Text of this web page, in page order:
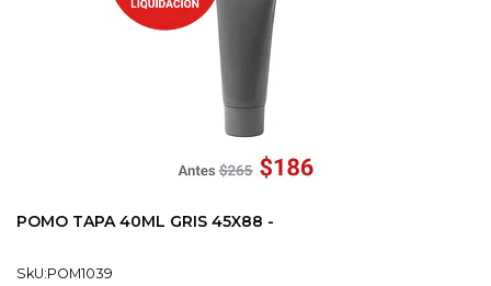
POMO TAPA 40ML GRIS 45X88 -
SkU:POM1039